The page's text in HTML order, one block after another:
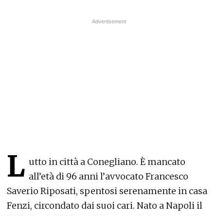
L utto in città a Conegliano. È mancato
all’età di 96 anni l’avvocato Francesco
Saverio Riposati, spentosi serenamente in casa
Fenzi, circondato dai suoi cari. Nato a Napoli il